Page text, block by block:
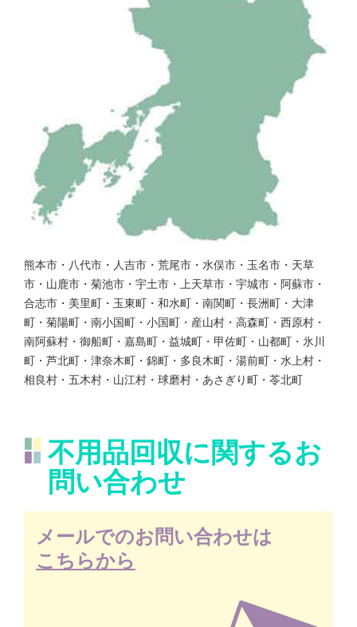
熊本市・八代市・人吉市・荒尾市・水俣市・玉名市・天草
市・山鹿市・菊池市・宇土市・上天草市・宇城市・阿蘇市・
合志市・美里町・玉東町・和水町・南関町・長洲町・大津
町・菊陽町・南小国町・小国町・産山村・高森町・西原村・
南阿蘇村・御船町・嘉島町・益城町・甲佐町・山都町・氷川
町・芦北町・津奈木町・錦町・多良木町・湯前町・水上村・
相良村・五木村・山江村・球磨村・あさぎり町・苓北町
不用品回収に関するお
問い合わせ
メールでのお問い合わせは
こちらから